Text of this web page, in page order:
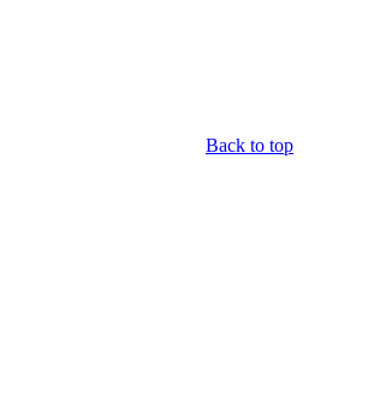
Back to top